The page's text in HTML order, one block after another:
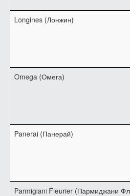
Longines (Лонжин)
Omega (Омега)
Panerai (Панерай)
Parmigiani Fleurier (Пармиджани